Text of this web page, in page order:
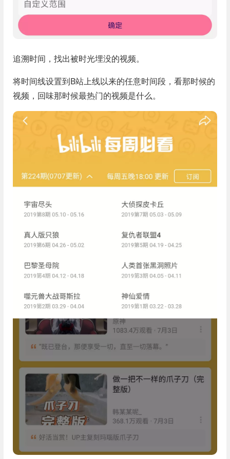
追溯时间，找出被时光埋没的视频。
将时间线设置到B站上线以来的任意时间段，看那时候的
视频，回味那时候最热门的视频是什么。